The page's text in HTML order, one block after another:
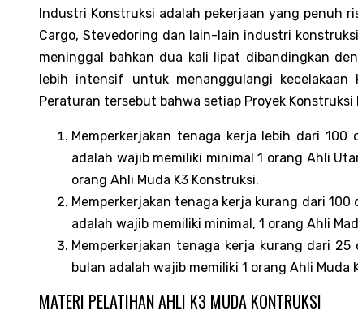
Industri Konstruksi adalah pekerjaan yang penuh
Cargo, Stevedoring dan lain-lain industri
meninggal bahkan dua kali lipat dibandingkan
lebih intensif untuk menanggulangi
Peraturan tersebut bahwa setiap Proyek Konstruksi
Memperkerjakan tenaga kerja lebih dari
adalah wajib memiliki minimal 1 orang Ahli
orang Ahli Muda K3 Konstruksi.
Memperkerjakan tenaga kerja kurang dari
adalah wajib memiliki minimal, 1 orang Ahli
Memperkerjakan tenaga kerja kurang dari
bulan adalah wajib memiliki 1 orang Ahli Muda
MATERI PELATIHAN AHLI K3 MUDA KONTRUKSI